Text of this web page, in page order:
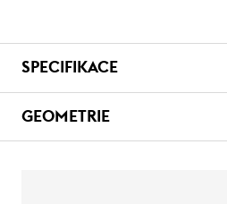
SPECIFIKACE
GEOMETRIE